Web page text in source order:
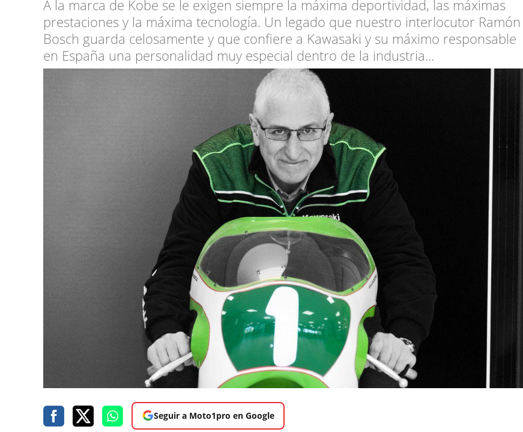
A la marca de Kobe se le exigen siempre la máxima deportividad, las máximas
prestaciones y la máxima tecnología. Un legado que nuestro interlocutor Ramón
Bosch guarda celosamente y que confiere a Kawasaki y su máximo responsable
en España una personalidad muy especial dentro de la industria...
Seguir a Moto1pro en Google